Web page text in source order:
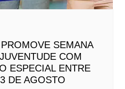
SEMANA
COM
ESPECIAL ENTRE
DE AGOSTO